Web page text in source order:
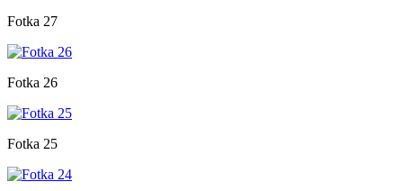
Fotka 27
Fotka 26
Fotka 25